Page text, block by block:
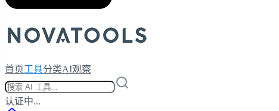
首页工具分类AI观察
认证中...